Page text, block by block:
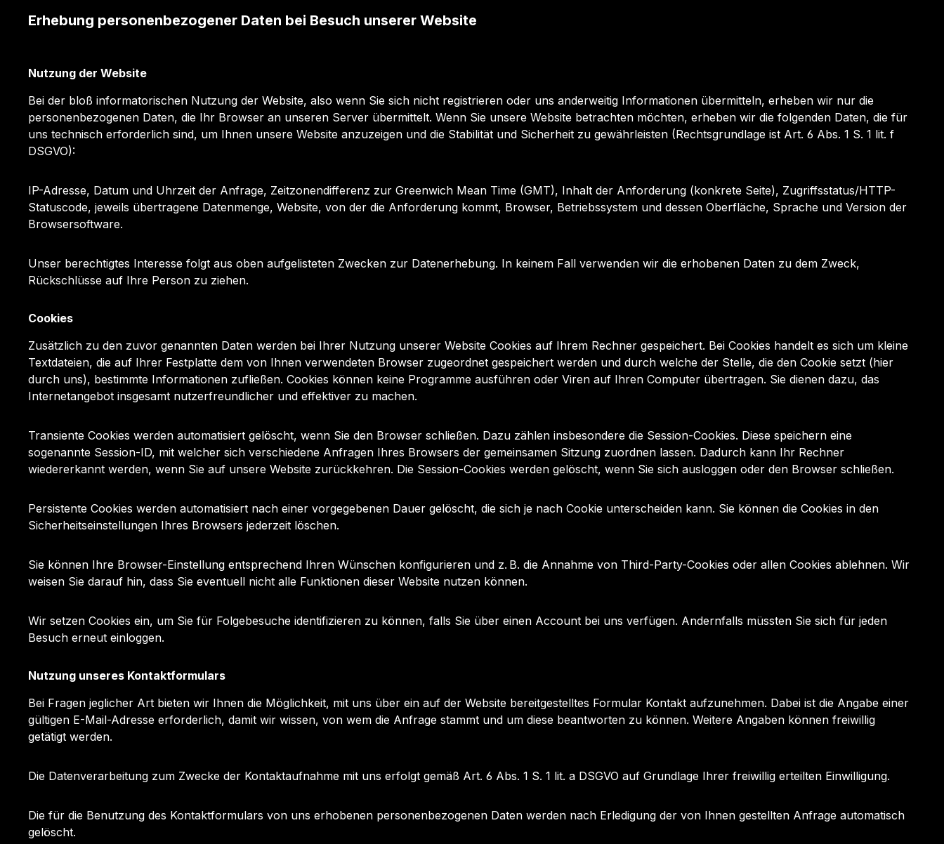
Erhebung personenbezogener Daten bei Besuch unserer Website
Nutzung der Website
Bei der bloß informatorischen Nutzung der Website, also wenn Sie sich nicht registrieren oder uns anderweitig Informationen übermitteln, erheben wir nur die
personenbezogenen Daten, die Ihr Browser an unseren Server übermittelt. Wenn Sie unsere Website betrachten möchten, erheben wir die folgenden Daten, die für
uns technisch erforderlich sind, um Ihnen unsere Website anzuzeigen und die Stabilität und Sicherheit zu gewährleisten (Rechtsgrundlage ist Art. 6 Abs. 1 S. 1 lit. f
DSGVO):
IP-Adresse, Datum und Uhrzeit der Anfrage, Zeitzonendifferenz zur Greenwich Mean Time (GMT), Inhalt der Anforderung (konkrete Seite), Zugriffsstatus/HTTP-
Statuscode, jeweils übertragene Datenmenge, Website, von der die Anforderung kommt, Browser, Betriebssystem und dessen Oberfläche, Sprache und Version der
Browsersoftware.
Unser berechtigtes Interesse folgt aus oben aufgelisteten Zwecken zur Datenerhebung. In keinem Fall verwenden wir die erhobenen Daten zu dem Zweck,
Rückschlüsse auf Ihre Person zu ziehen.
Cookies
Zusätzlich zu den zuvor genannten Daten werden bei Ihrer Nutzung unserer Website Cookies auf Ihrem Rechner gespeichert. Bei Cookies handelt es sich um kleine
Textdateien, die auf Ihrer Festplatte dem von Ihnen verwendeten Browser zugeordnet gespeichert werden und durch welche der Stelle, die den Cookie setzt (hier
durch uns), bestimmte Informationen zufließen. Cookies können keine Programme ausführen oder Viren auf Ihren Computer übertragen. Sie dienen dazu, das
Internetangebot insgesamt nutzerfreundlicher und effektiver zu machen.
Transiente Cookies werden automatisiert gelöscht, wenn Sie den Browser schließen. Dazu zählen insbesondere die Session-Cookies. Diese speichern eine
sogenannte Session-ID, mit welcher sich verschiedene Anfragen Ihres Browsers der gemeinsamen Sitzung zuordnen lassen. Dadurch kann Ihr Rechner
wiedererkannt werden, wenn Sie auf unsere Website zurückkehren. Die Session-Cookies werden gelöscht, wenn Sie sich ausloggen oder den Browser schließen.
Persistente Cookies werden automatisiert nach einer vorgegebenen Dauer gelöscht, die sich je nach Cookie unterscheiden kann. Sie können die Cookies in den
Sicherheitseinstellungen Ihres Browsers jederzeit löschen.
Sie können Ihre Browser-Einstellung entsprechend Ihren Wünschen konfigurieren und z. B. die Annahme von Third-Party-Cookies oder allen Cookies ablehnen. Wir
weisen Sie darauf hin, dass Sie eventuell nicht alle Funktionen dieser Website nutzen können.
Wir setzen Cookies ein, um Sie für Folgebesuche identifizieren zu können, falls Sie über einen Account bei uns verfügen. Andernfalls müssten Sie sich für jeden
Besuch erneut einloggen.
Nutzung unseres Kontaktformulars
Bei Fragen jeglicher Art bieten wir Ihnen die Möglichkeit, mit uns über ein auf der Website bereitgestelltes Formular Kontakt aufzunehmen. Dabei ist die Angabe einer
gültigen E-Mail-Adresse erforderlich, damit wir wissen, von wem die Anfrage stammt und um diese beantworten zu können. Weitere Angaben können freiwillig
getätigt werden.
Die Datenverarbeitung zum Zwecke der Kontaktaufnahme mit uns erfolgt gemäß Art. 6 Abs. 1 S. 1 lit. a DSGVO auf Grundlage Ihrer freiwillig erteilten Einwilligung.
Die für die Benutzung des Kontaktformulars von uns erhobenen personenbezogenen Daten werden nach Erledigung der von Ihnen gestellten Anfrage automatisch
gelöscht.